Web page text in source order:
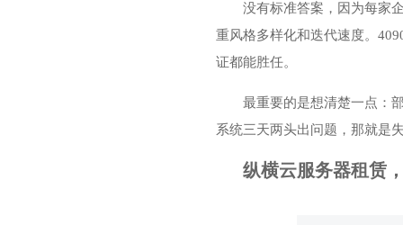
没有标准答案，因为每家
重风格多样化和迭代速度。
证都能胜任。
最重要的是想清楚一点：
系统三天两头出问题，那就是
纵横云服务器租赁